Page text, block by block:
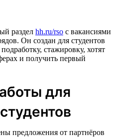
раздел hh.ru/rso с вакансиями
Он создан для студентов
стажировку, хотят
и получить первый
для
предложения от партнёров